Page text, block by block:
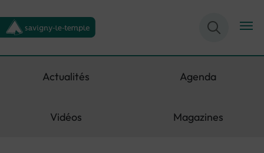
Retour à l'accueil
Actualités Agenda
Vidéos Magazines